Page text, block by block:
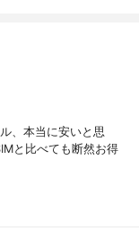
、本当に安いと思
と比べても断然お得